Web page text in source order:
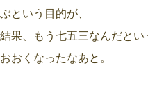
ぶという目的が、
結果、もう七五三なんだと
おおくなったなあと。